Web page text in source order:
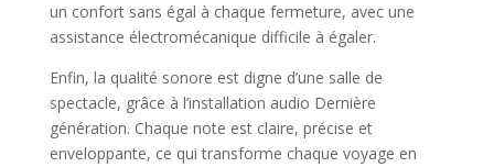
un confort sans égal à chaque fermeture, avec une
assistance électromécanique difficile à égaler.
Enfin, la qualité sonore est digne d’une salle de
spectacle, grâce à l’installation audio Dernière
génération. Chaque note est claire, précise et
enveloppante, ce qui transforme chaque voyage en